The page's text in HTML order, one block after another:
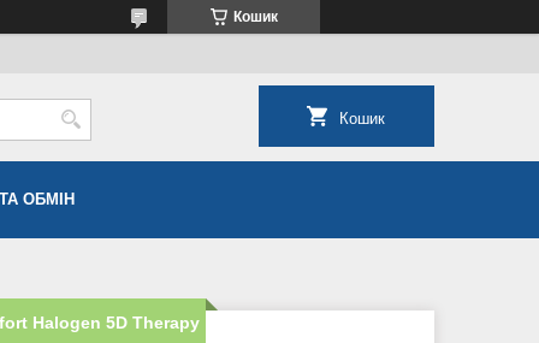
Кошик
Кошик
ОБМІН
Halogen 5D Therapy